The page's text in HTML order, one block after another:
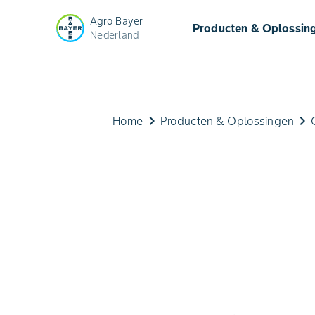
Agro Bayer
Nederland
Producten &
Home keyboard_arrow_right Producten & Oplossingen keyboard_arrow_right